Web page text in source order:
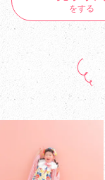
をする